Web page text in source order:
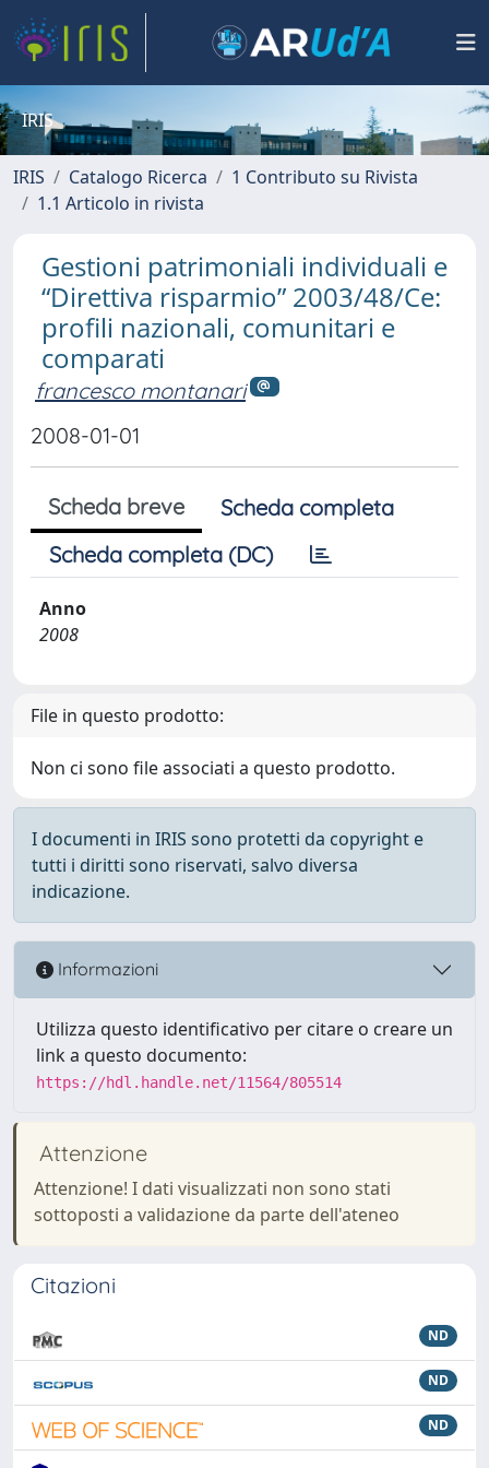
IRIS
IRIS Catalogo Ricerca
1 Contributo su Rivista
1.1 Articolo in rivista
Gestioni patrimoniali individuali e
“Direttiva risparmio” 2003/48/Ce:
profili nazionali, comunitari e
comparati
francesco montanari
2008-01-01
Scheda breve
Scheda completa
Scheda completa (DC)
Anno
2008
File in questo prodotto:
Non ci sono file associati a questo prodotto.
I documenti in IRIS sono protetti da copyright e
tutti i diritti sono riservati, salvo diversa
indicazione.
Informazioni
Utilizza questo identificativo per citare o creare un
link a questo documento:
https://hdl.handle.net/11564/805514
Attenzione
Attenzione! I dati visualizzati non sono stati
sottoposti a validazione da parte dell'ateneo
Citazioni
ND
ND
ND